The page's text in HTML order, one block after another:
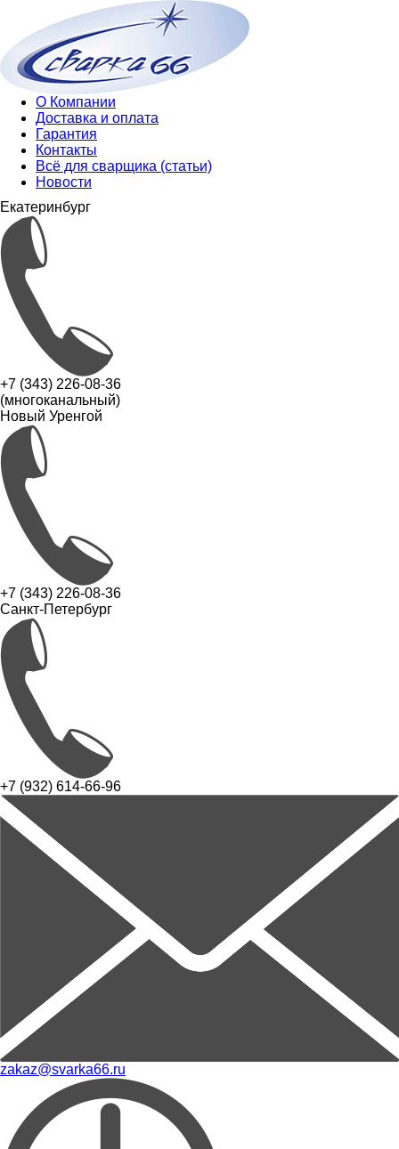
О Компании
Доставка и оплата
Гарантия
Контакты
Всё для сварщика (статьи)
Новости
Екатеринбург
+7 (343) 226-08-36
(многоканальный)
Новый Уренгой
+7 (343) 226-08-36
Санкт-Петербург
+7 (932) 614-66-96
zakaz@svarka66.ru